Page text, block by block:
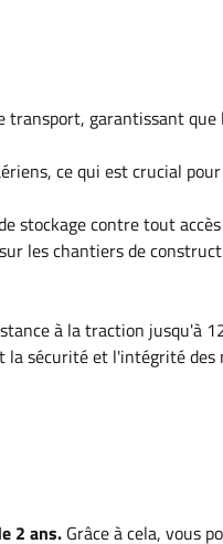
transport, garantissant que
ce qui est crucial
stockage contre tout
les chantiers de
à la traction jusqu'à
la sécurité et l'intégrité des
2 ans. Grâce à cela, vous